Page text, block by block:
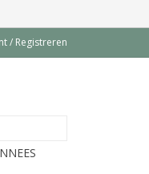
/ Registreren